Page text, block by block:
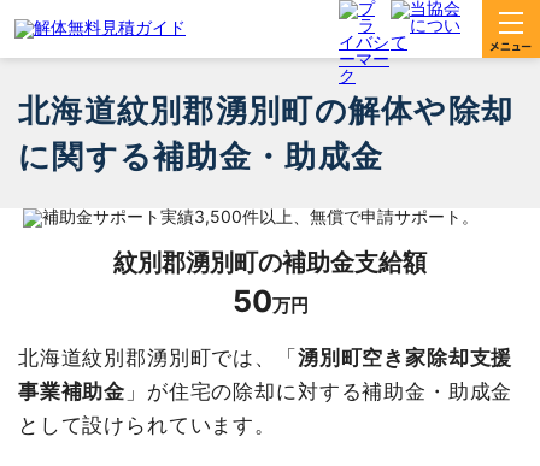
北海道紋別郡湧別町の解体や除却
に関する補助金・助成金
紋別郡湧別町の補助金支給額
50万円
北海道紋別郡湧別町では、「湧別町空き家除却支援
事業補助金 」が住宅の除却に対する補助金・助成金
として設けられています。